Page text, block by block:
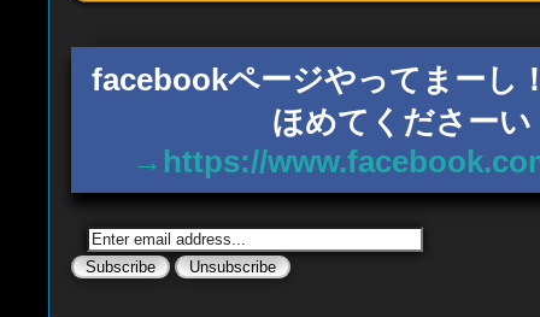
facebookページやってまーし
ほめてくださーい
→https://